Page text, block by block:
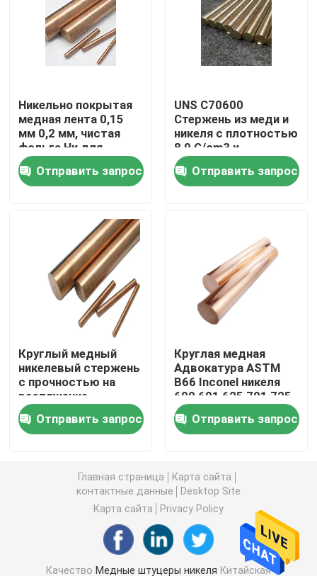
Контроль качества
Сделать запрос
Медные штуцеры никеля
Медная труба никеля
Медно-никелевая трубка
Медная Адвокатура никеля
Медная плита никеля
Тройник медного никеля равный
Уменьшение штуцера тройника
Штуцер редуктора
Никельно покрытая
медная лента 0,15
мм 0,2 мм, чистая
фольга Ни для
батареи,
коррозионная
стойкость
Отправить запрос
UNS C70600
Стержень из меди и
никеля с плотностью
8,9 G/cm3 и
прочностью 275
N/mm2Отправить запрос
Круглый медный
никелевый стержень
с прочностью на
растяжение
490N/mm2 8,9G/cm3
Плотность
Отправить запрос
Круглая медная
Адвокатура ASTM
B66 Inconel никеля
600 601 625 701 725
Отправить запрос
Главная страница
Карта сайта
контактные данные
Desktop Site
Карта сайта
Privacy Policy
Качество Медные штуцеры никеля Китайская